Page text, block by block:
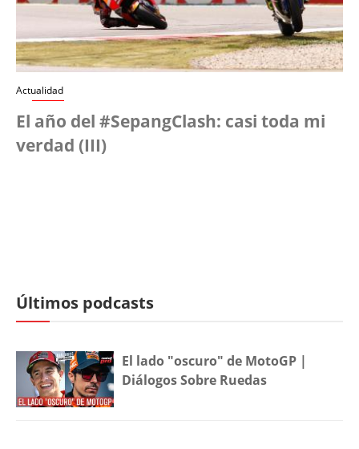
Actualidad
El año del #SepangClash: casi toda mi
verdad (III)
Últimos podcasts
El lado "oscuro" de MotoGP |
Diálogos Sobre Ruedas